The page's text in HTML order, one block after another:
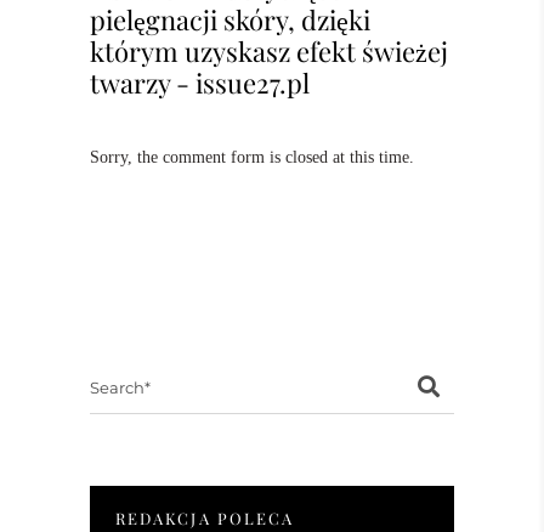
pielęgnacji skóry, dzięki
którym uzyskasz efekt świeżej
twarzy - issue27.pl
Sorry, the comment form is closed at this time.
REDAKCJA POLECA